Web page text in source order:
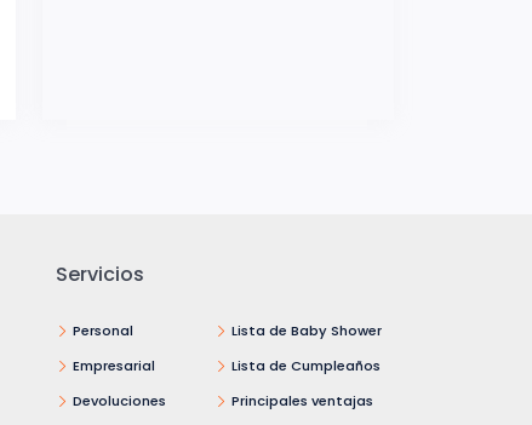
Servicios
Personal
Empresarial
Devoluciones
Lista de Baby Shower
Lista de Cumpleaños
Principales ventajas